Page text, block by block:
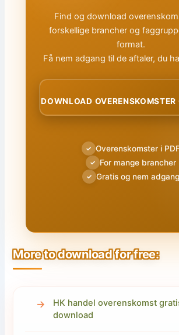
Find og download
forskellige brancher og
format.
Få nem adgang til de aftaler, du
DOWNLOAD OVERENSKOMSTER
✓ Overenskomster i
✓ For mange brancher
✓ Gratis og nem adgang
More to download for free:
HK handel overenskomst
download